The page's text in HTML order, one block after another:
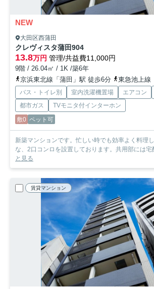
NEW
大田区西蒲田
クレヴィスタ蒲田904
13.8万円 管理/共益費11,000円
9階 / 26.04㎡ / 1K /築6年
京浜東北線「蒲田」駅 徒歩6分
東急池上線
バス・トイレ別 室内洗濯機置場 エアコン
都市ガス
TVモニタ付インターホン
敷0 ペット可
新築マンションです。忙しい時でも効率よく料理
な、2口コンロを設置しております。共用部には宅
と見る
賃貸マンション